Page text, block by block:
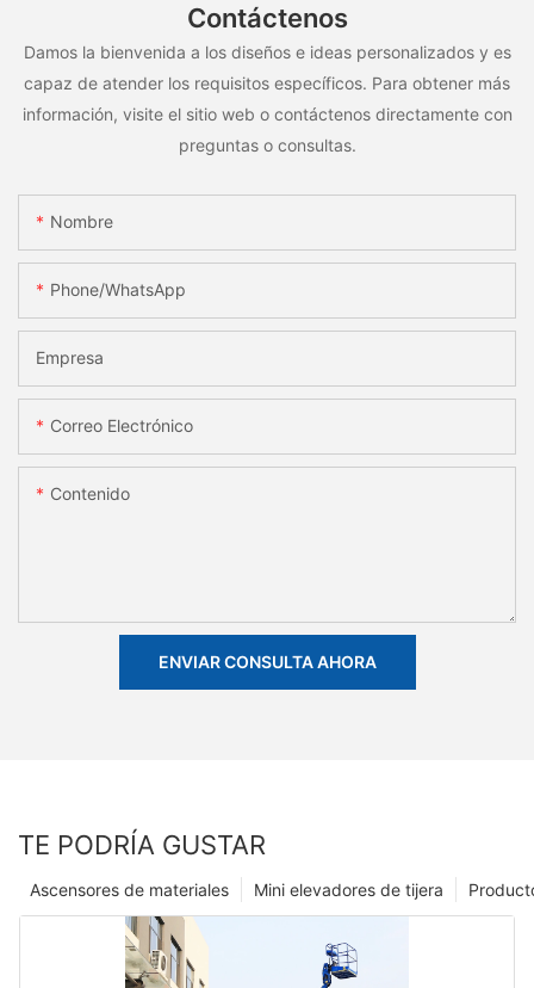
Contáctenos
Damos la bienvenida a los diseños e ideas personalizados y es
capaz de atender los requisitos específicos. Para obtener más
información, visite el sitio web o contáctenos directamente con
preguntas o consultas.
Nombre
Phone/whatsApp
Empresa
Correo Electrónico
Contenido
ENVIAR CONSULTA AHORA
TE PODRÍA GUSTAR
Mini elevadores de tijera
Ascensores de materiales